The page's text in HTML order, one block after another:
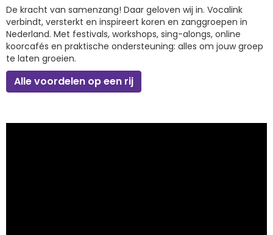
De kracht van samenzang! Daar geloven wij in. Vocalink
verbindt, versterkt en inspireert koren en zanggroepen in
Nederland. Met festivals, workshops, sing-alongs, online
koorcafés en praktische ondersteuning: alles om jouw groep
te laten groeien.
Alle voordelen op een rij